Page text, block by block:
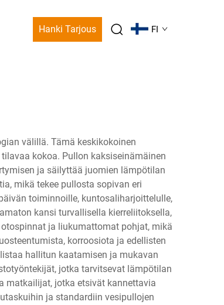
Hanki Tarjous FI
välillä. Tämä keskikokoinen
kokoa. Pullon kaksiseinämäinen
ja säilyttää juomien lämpötilan
mikä tekee pullosta sopivan eri
toiminnoille, kuntosaliharjoittelulle,
kansi turvallisella kierreliitoksella,
ja liukumattomat pohjat, mikä
korroosiota ja edellisten
hallitun kaatamisen ja mukavan
jotka tarvitsevat lämpötilan
matkailijat, jotka etsivät kannettavia
ja standardiin vesipullojen